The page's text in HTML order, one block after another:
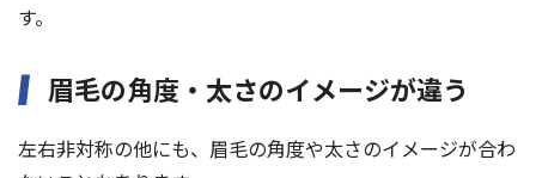
す。
眉毛の角度・太さのイメージが違う
左右非対称の他にも、眉毛の角度や太さのイメージが合わ